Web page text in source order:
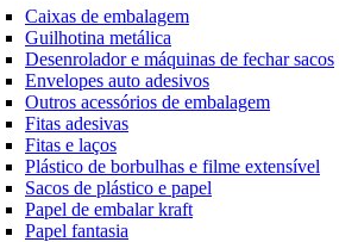
Caixas de embalagem
Guilhotina metálica
Desenrolador e máquinas de fechar sacos
Envelopes auto adesivos
Outros acessórios de embalagem
Fitas adesivas
Fitas e laços
Plástico de borbulhas e filme extensível
Sacos de plástico e papel
Papel de embalar kraft
Papel fantasia